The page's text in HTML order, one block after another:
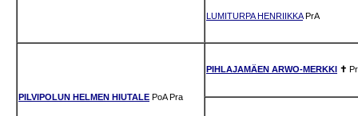
LUMITURPA HENRIIKKA PrA
PILVIPOLUN HELMEN HIUTALE PoA Pra
PIHLAJAMÄEN ARWO-MERKKI ✝